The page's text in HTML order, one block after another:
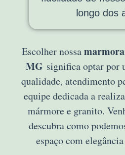
longo dos
Escolher nossa
MG significa optar por
qualidade, atendimento
equipe dedicada a
mármore e granito.
descubra como
espaço com